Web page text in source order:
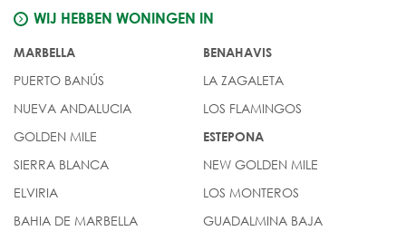
WIJ HEBBEN WONINGEN IN
MARBELLA
PUERTO BANÚS
NUEVA ANDALUCIA
GOLDEN MILE
SIERRA BLANCA
ELVIRIA
BAHIA DE MARBELLA
BENAHAVIS
LA ZAGALETA
LOS FLAMINGOS
ESTEPONA
NEW GOLDEN MILE
LOS MONTEROS
GUADALMINA BAJA